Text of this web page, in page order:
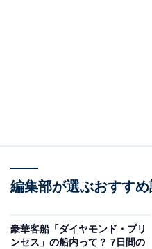
長崎に停泊中のダイヤモンド・プリ
編集部が選ぶおすす
豪華客船「ダイヤモンド・プリ
ンセス」の船内って？ 7日間の